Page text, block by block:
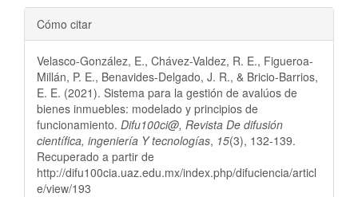
Detalles
del
artículo
Cómo citar
Velasco-González, E., Chávez-Valdez, R. E., Figueroa-
Millán, P. E., Benavides-Delgado, J. R., & Bricio-Barrios,
E. E. (2021). Sistema para la gestión de avalúos de
bienes inmuebles: modelado y principios de
funcionamiento. Difu100ci@, Revista De difusión
científica, ingeniería Y tecnologías, 15(3), 132-139.
Recuperado a partir de
http://difu100cia.uaz.edu.mx/index.php/difuciencia/articl
e/view/193